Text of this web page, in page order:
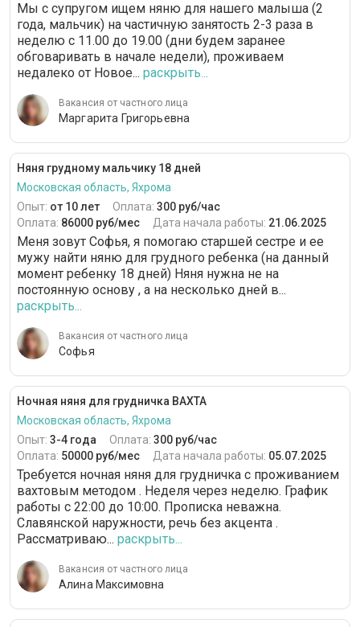
Мы с супругом ищем няню для нашего малыша (2
года, мальчик) на частичную занятость 2-3 раза в
неделю с 11.00 до 19.00 (дни будем заранее
обговаривать в начале недели), проживаем
недалеко от Новое... раскрыть...
Вакансия от частного лица
Маргарита Григорьевна
Няня грудному мальчику 18 дней
Московская область, Яхрома
Опыт: от 10 лет Оплата: 300 руб/час
Оплата: 86000 руб/мес Дата начала работы: 21.06.2025
Меня зовут Софья, я помогаю старшей сестре и ее
мужу найти няню для грудного ребенка (на данный
момент ребенку 18 дней) Няня нужна не на
постоянную основу , а на несколько дней в...
раскрыть...
Вакансия от частного лица
Софья
Ночная няня для грудничка ВАХТА
Московская область, Яхрома
Опыт: 3-4 года Оплата: 300 руб/час
Оплата: 50000 руб/мес Дата начала работы: 05.07.2025
Требуется ночная няня для грудничка с проживанием
вахтовым методом . Неделя через неделю. График
работы с 22:00 до 10:00. Прописка неважна.
Славянской наружности, речь без акцента .
Рассматриваю... раскрыть...
Вакансия от частного лица
Алина Максимовна